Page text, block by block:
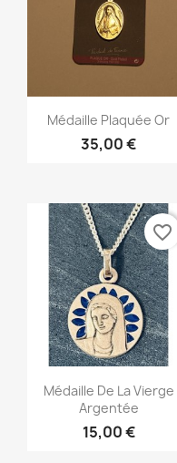
Aperçu rapide
Médaille Plaquée Or
35,00 €
Aperçu rapide
Médaille De La Vierge
Argentée
15,00 €
favorite_border